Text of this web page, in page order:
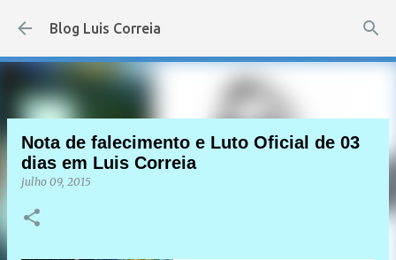
Pular para o conteúdo principal
Blog Luis Correia
Nota de falecimento e Luto Oficial de 03
dias em Luis Correia
julho 09, 2015